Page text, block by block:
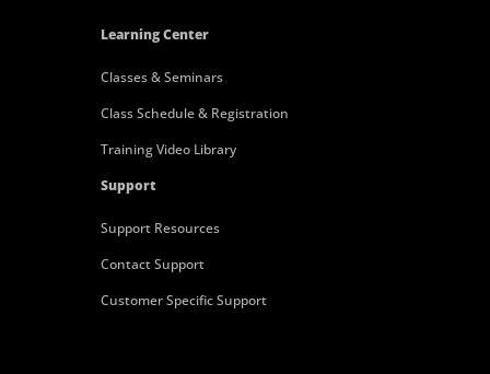
Learning Center
Classes & Seminars
Class Schedule & Registration
Training Video Library
Support
Support Resources
Contact Support
Customer Specific Support